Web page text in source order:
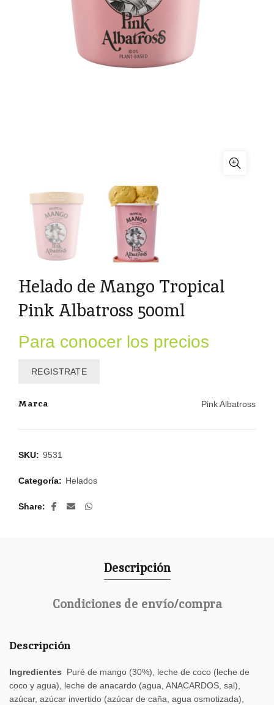
Helado de Mango Tropical
Pink Albatross 500ml
Para conocer los precios
REGISTRATE
Marca Pink Albatross
SKU: 9531
Categoría: Helados
Share
Descripción
Condiciones de envío/compra
Descripción
Ingredientes Puré de mango (30%), leche de coco (leche de
coco y agua), leche de anacardo (agua, ANACARDOS, sal),
azúcar, azúcar invertido (azúcar de caña, agua osmotizada),